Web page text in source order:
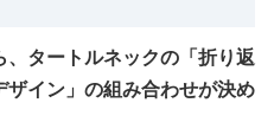
タートルネックの「折り返
イン」の組み合わせが決め